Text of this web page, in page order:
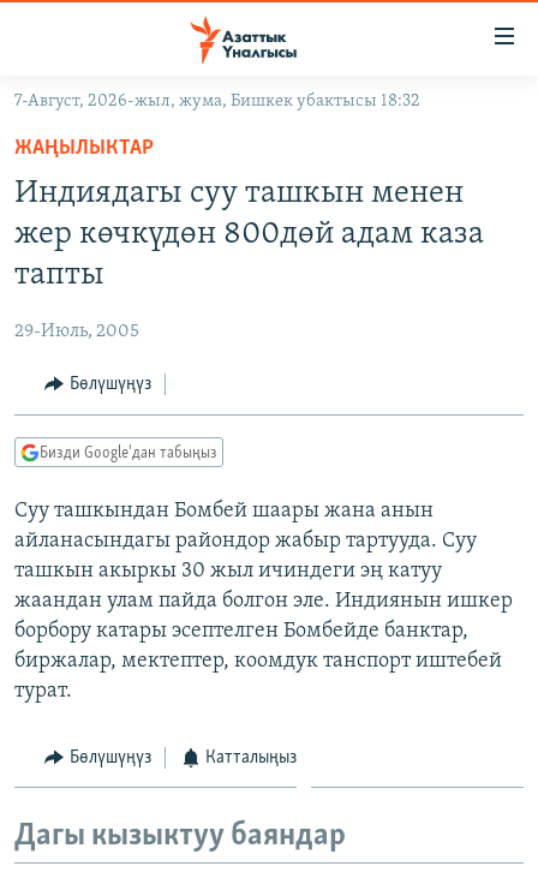
Навигацияга
өтүңүз
Издөөгө
салыңыз
МАДАНИЯТ
ДҮЙНӨ
УКРАИНА
ТВ ПРОГРАММАЛАР
БҮГҮН АЗАТТЫКТА
ДАНИСТЕ
АЗАТТЫК+
ЫҢГАЙСЫЗ СУРООЛОР
ПОДКАСТ
7-Август, 2026-жыл, жума, Бишкек убактысы 18:32
ЖАҢЫЛЫКТАР
Индиядагы суу ташкын менен
жер көчкүдөн 800дөй адам каза
тапты
29-Июль, 2005
Бөлүшүңүз
Бизди Google'дан табыңыз
Суу ташкындан Бомбей шаары жана анын
айланасындагы райондор жабыр тартууда. Суу
ташкын акыркы 30 жыл ичиндеги эң катуу
жаандан улам пайда болгон эле. Индиянын ишкер
борбору катары эсептелген Бомбейде банктар,
биржалар, мектептер, коомдук танспорт иштебей
турат.
Бөлүшүңүз Катталыңыз
Дагы кызыктуу баяндар